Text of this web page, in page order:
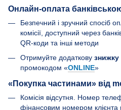
Онлайн-оплата
Безпечний і зручний спосіб
комісії, доступний через
QR-коди та інші методи
Отримуйте додаткову знижку
промокодом «ONLINE»
«Покупка частинами» від
Комісія відсутня. Номер
фінансовим номером клієнта